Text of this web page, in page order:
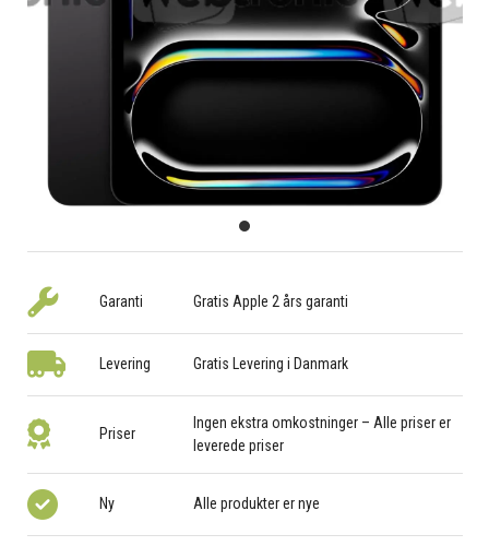
Garanti Gratis Apple 2 års garanti
Levering Gratis Levering i Danmark
Priser
Ingen ekstra omkostninger – Alle priser er
leverede priser
Ny Alle produkter er nye